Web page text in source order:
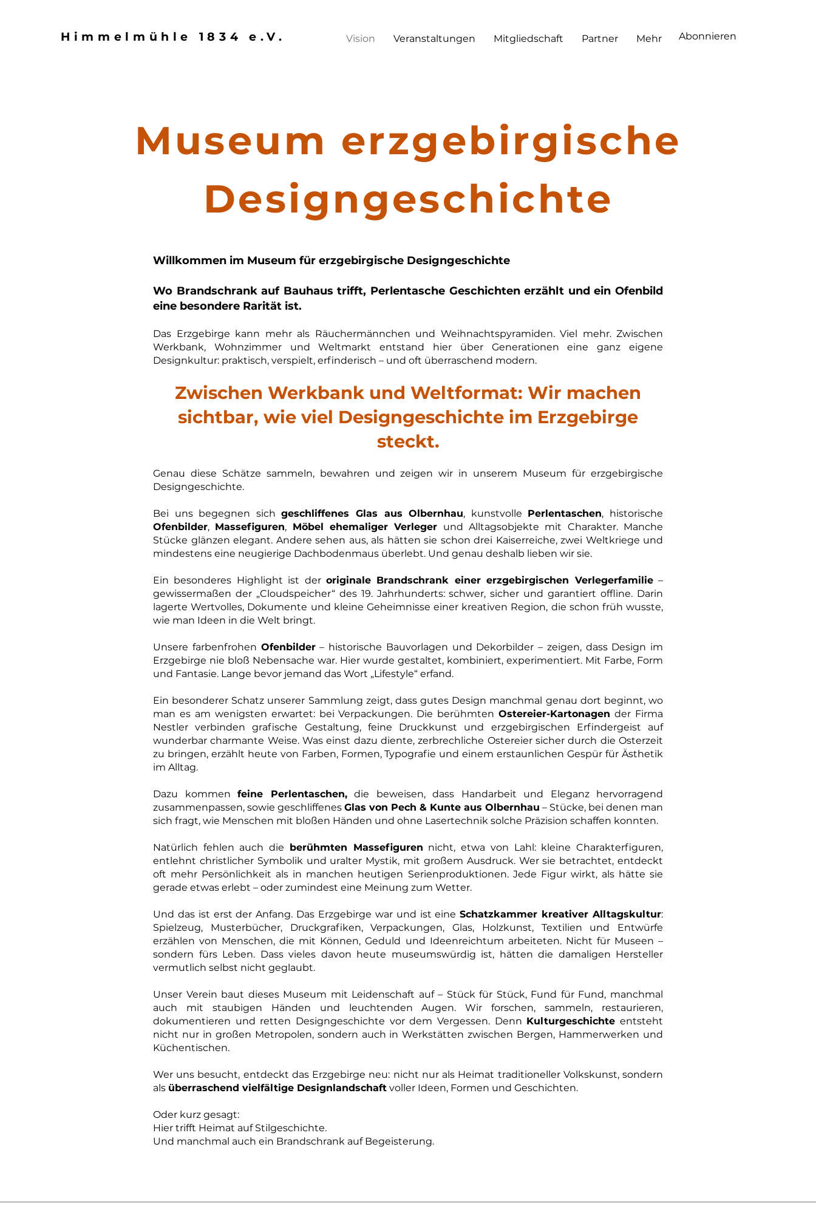
Himmelmühle 1834 e.V. Vision Veranstaltungen Mitgliedschaft Partner Mehr Abonnieren
Museum erzgebirgische
Designgeschichte
Willkommen im Museum für erzgebirgische Designgeschichte
Wo Brandschrank auf Bauhaus trifft, Perlentasche Geschichten erzählt und ein Ofenbild
eine besondere Rarität ist.
Das Erzgebirge kann mehr als Räuchermännchen und Weihnachtspyramiden. Viel mehr. Zwischen
Werkbank, Wohnzimmer und Weltmarkt entstand hier über Generationen eine ganz eigene
Designkultur: praktisch, verspielt, erfinderisch – und oft überraschend modern.
Zwischen Werkbank und Weltformat: Wir machen
sichtbar, wie viel Designgeschichte im Erzgebirge
steckt.
Genau diese Schätze sammeln, bewahren und zeigen wir in unserem Museum für erzgebirgische
Designgeschichte.
Bei uns begegnen sichgeschliffenes Glas aus Olbernhau, kunstvolle Perlentaschen, historische
Ofenbilder, Massefiguren, Möbel ehemaliger Verleger und Alltagsobjekte mit Charakter. Manche
Stücke glänzen elegant. Andere sehen aus, als hätten sie schon drei Kaiserreiche, zwei Weltkriege und
mindestens eine neugierige Dachbodenmaus überlebt. Und genau deshalb lieben wir sie.
Ein besonderes Highlight ist der originale Brandschrank einer erzgebirgischen Verlegerfamilie–
gewissermaßen der „Cloudspeicher“ des 19. Jahrhunderts: schwer, sicher und garantiert offline. Darin
lagerte Wertvolles, Dokumente und kleine Geheimnisse einer kreativen Region, die schon früh wusste,
wie man Ideen in die Welt bringt.
Unsere farbenfrohen Ofenbilder– historische Bauvorlagen und Dekorbilder – zeigen, dass Design im
Erzgebirge nie bloß Nebensache war. Hier wurde gestaltet, kombiniert, experimentiert. Mit Farbe, Form
und Fantasie. Lange bevor jemand das Wort „Lifestyle“ erfand.
Ein besonderer Schatz unserer Sammlung zeigt, dass gutes Design manchmal genau dort beginnt, wo
man es am wenigsten erwartet: bei Verpackungen. Die berühmtenOstereier-Kartonagen der Firma
Nestler verbinden grafische Gestaltung, feine Druckkunst und erzgebirgischen Erfindergeist auf
wunderbar charmante Weise. Was einst dazu diente, zerbrechliche Ostereier sicher durch die Osterzeit
zu bringen, erzählt heute von Farben, Formen, Typografie und einem erstaunlichen Gespür für Ästhetik
im Alltag.
Dazu kommen feine Perlentaschen,die beweisen, dass Handarbeit und Eleganz hervorragend
zusammenpassen, sowie geschliffenes Glas von Pech & Kunte aus Olbernhau – Stücke, bei denen man
sich fragt, wie Menschen mit bloßen Händen und ohne Lasertechnik solche Präzision schaffen konnten.
Natürlich fehlen auch die berühmten Massefiguren nicht, etwa von Lahl: kleine Charakterfiguren,
entlehnt christlicher Symbolik und uralter Mystik, mit großem Ausdruck. Wer sie betrachtet, entdeckt
oft mehr Persönlichkeit als in manchen heutigen Serienproduktionen. Jede Figur wirkt, als hätte sie
gerade etwas erlebt – oder zumindest eine Meinung zum Wetter.
Und das ist erst der Anfang. Das Erzgebirge war und ist eineSchatzkammer kreativer Alltagskultur:
Spielzeug, Musterbücher, Druckgrafiken, Verpackungen, Glas, Holzkunst, Textilien und Entwürfe
erzählen von Menschen, die mit Können, Geduld und Ideenreichtum arbeiteten. Nicht für Museen –
sondern fürs Leben. Dass vieles davon heute museumswürdig ist, hätten die damaligen Hersteller
vermutlich selbst nicht geglaubt.
Unser Verein baut dieses Museum mit Leidenschaft auf – Stück für Stück, Fund für Fund, manchmal
auch mit staubigen Händen und leuchtenden Augen. Wir forschen, sammeln, restaurieren,
dokumentieren und retten Designgeschichte vor dem Vergessen. Denn Kulturgeschichte entsteht
nicht nur in großen Metropolen, sondern auch in Werkstätten zwischen Bergen, Hammerwerken und
Küchentischen.
Wer uns besucht, entdeckt das Erzgebirge neu: nicht nur als Heimat traditioneller Volkskunst, sondern
als überraschend vielfältige Designlandschaft voller Ideen, Formen und Geschichten.
Oder kurz gesagt:
Hier trifft Heimat auf Stilgeschichte.
Und manchmal auch ein Brandschrank auf Begeisterung.